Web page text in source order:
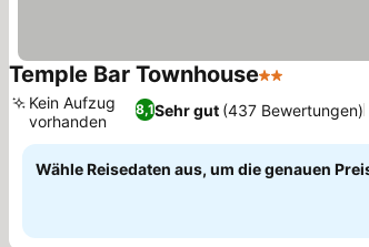
Temple Bar Townhouse2 Sterne
8,1Sehr gut (437 Bewertungen)
Kein Aufzug
vorhanden
Wähle Reisedaten aus, um die genauen